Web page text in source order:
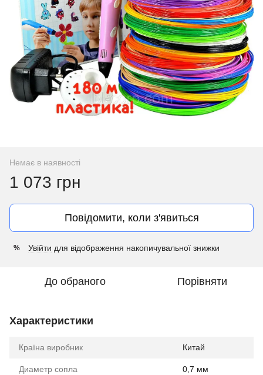
Немає в наявності
1 073 грн
Повідомити, коли з'явиться
% Увійти для відображення накопичувальної знижки
До обраного Порівняти
Характеристики
Країна виробник Китай
Диаметр сопла 0,7 мм